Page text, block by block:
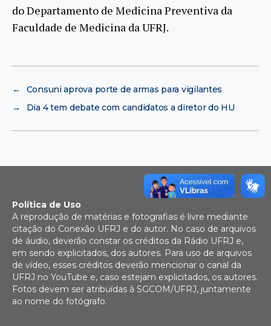
do Departamento de Medicina Preventiva da
Faculdade de Medicina da UFRJ.
←
Consuni aprova porte de armas para vigilantes
→
Dia 4 tem debate com candidatos a diretor do HU
Política de Uso
A reprodução de matérias e fotografias é livre mediante
citação do Conexão UFRJ e do autor. No caso de arquivos
de áudio, deverão constar os créditos da Rádio UFRJ e,
em sendo explicitados, dos autores. Para uso de arquivos
de vídeo, esses créditos deverão mencionar o canal da
UFRJ no YouTube e, caso estejam explicitados, os autores.
Fotos devem ser atribuídas à SGCOM/UFRJ, juntamente
ao nome do fotógrafo.